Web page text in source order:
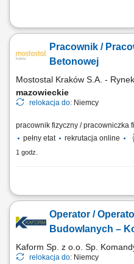
Opis stanowiska: Praca na
Niemcy;
Pracownik /
Betonowej
Mostostal Kraków S.A. -
mazowieckie
relokacja do: Niemcy
pracownik fizyczny / pracowniczka
pełny etat
rekrutacja online
1 godz.
Opis stanowiska: Wykonywanie
użyciu cęgów zbrojarskich.
przygotowywanie elementów do
Operator /
Budowlanych –
Kaform Sp. z o.o. Sp.
relokacja do: Niemcy